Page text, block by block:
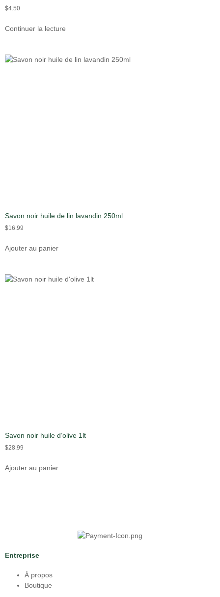
$4.50
Continuer la lecture
Savon noir huile de lin lavandin 250ml
$16.99
Ajouter au panier
Savon noir huile d’olive 1lt
$28.99
Ajouter au panier
Entreprise
À propos
Boutique